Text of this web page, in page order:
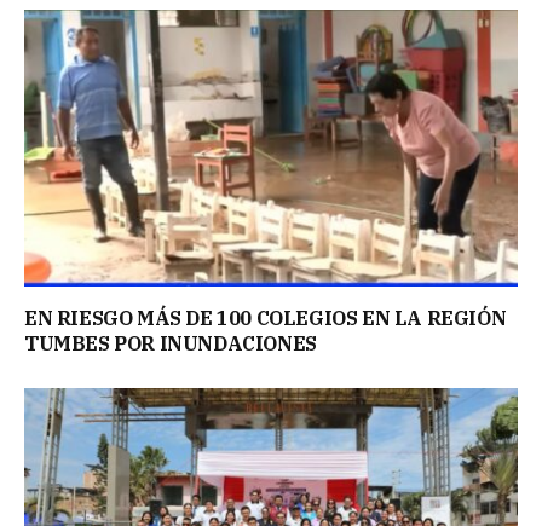
EN RIESGO MÁS DE 100 COLEGIOS EN LA REGIÓN
TUMBES POR INUNDACIONES